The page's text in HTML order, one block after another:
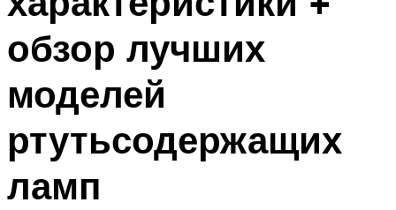
обзор лучших
моделей
ртутьсодержащих
ламп